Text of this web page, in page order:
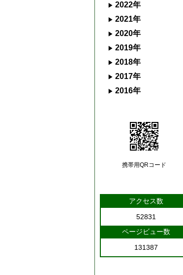
2022年
2021年
2020年
2019年
2018年
2017年
2016年
携帯用QRコード
アクセス数
52831
ページビュー数
131387